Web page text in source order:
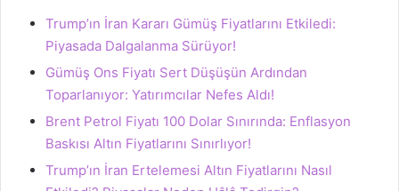
Trump’ın İran Kararı Gümüş Fiyatlarını Etkiledi:
Piyasada Dalgalanma Sürüyor!
Gümüş Ons Fiyatı Sert Düşüşün Ardından
Toparlanıyor: Yatırımcılar Nefes Aldı!
Brent Petrol Fiyatı 100 Dolar Sınırında: Enflasyon
Baskısı Altın Fiyatlarını Sınırlıyor!
Trump’ın İran Ertelemesi Altın Fiyatlarını Nasıl